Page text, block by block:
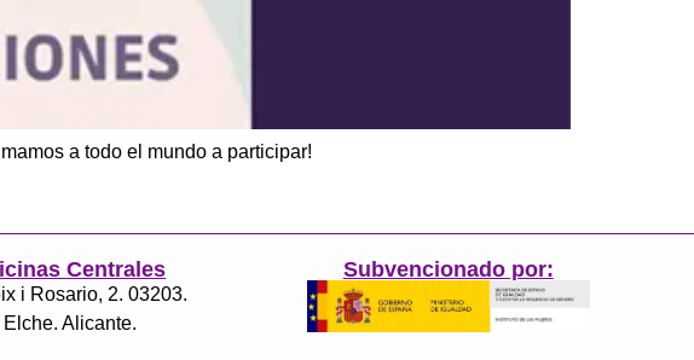
a todo el mundo a participar!
Centrales
i Rosario, 2. 03203.
Elche. Alicante.
Subvencionado por: